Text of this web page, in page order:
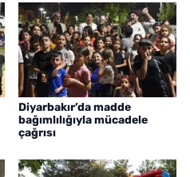
Diyarbakır’da madde
bağımlılığıyla mücadele
çağrısı